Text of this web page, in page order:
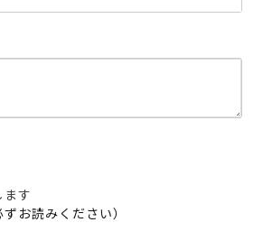
す
お読みください）